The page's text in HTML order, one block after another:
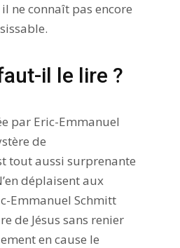
ne connaît pas encore
il le lire ?
par Eric-Emmanuel
de
tout aussi surprenante
déplaisent aux
Emmanuel Schmitt
de Jésus sans renier
en cause le